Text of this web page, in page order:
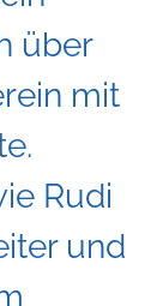
über
mit
Rudi
und